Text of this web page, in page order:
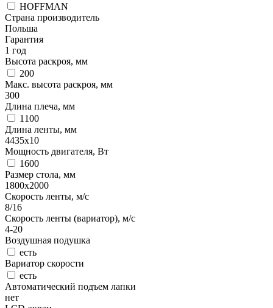
HOFFMAN
Страна производитель
Польша
Гарантия
1 год
Высота раскроя, мм
200
Макс. высота раскроя, мм
300
Длина плеча, мм
1100
Длина ленты, мм
4435x10
Мощность двигателя, Вт
1600
Размер стола, мм
1800х2000
Скорость ленты, м/с
8/16
Скорость ленты (вариатор), м/с
4-20
Воздушная подушка
есть
Вариатор скорости
есть
Автоматический подъем лапки
нет